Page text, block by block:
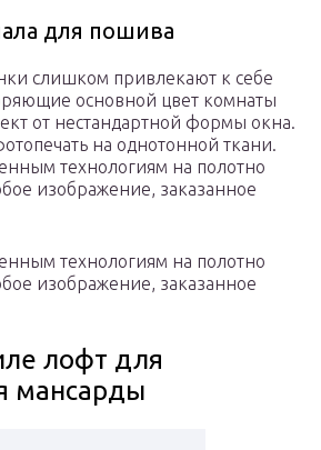
для пошива
слишком привлекают к себе
основной цвет комнаты
от нестандартной формы окна.
на однотонной ткани.
технологиям на полотно
изображение, заказанное
технологиям на полотно
изображение, заказанное
лофт для
мансарды